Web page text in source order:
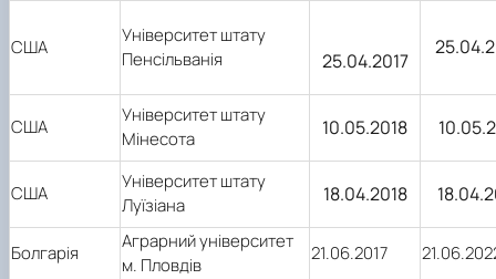
США
Університет штату
Пенсільванія
25.04.2017
США
Університет штату
Мінесота
10.05.2018
США
Університет штату
Луїзіана
18.04.2018
Болгарія
Аграрний університет
м. Пловдів
21.06.2017